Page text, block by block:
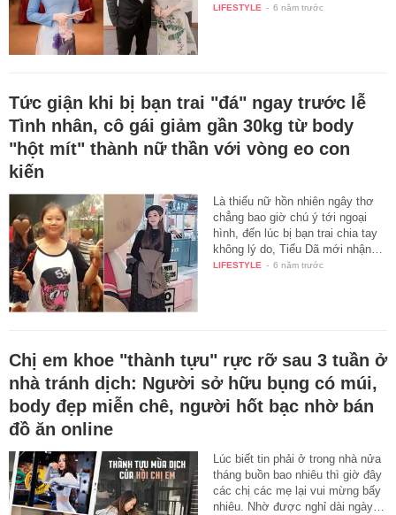
LIFESTYLE - 6 năm trước
Tức giận khi bị bạn trai "đá" ngay trước lễ
Tình nhân, cô gái giảm gần 30kg từ body
"hột mít" thành nữ thần với vòng eo con
kiến
Là thiếu nữ hồn nhiên ngây thơ
chẳng bao giờ chú ý tới ngoại
hình, đến lúc bị bạn trai chia tay
không lý do, Tiểu Dã mới nhận…
LIFESTYLE - 6 năm trước
Chị em khoe "thành tựu" rực rỡ sau 3 tuần ở
nhà tránh dịch: Người sở hữu bụng có múi,
body đẹp miễn chê, người hốt bạc nhờ bán
đồ ăn online
Lúc biết tin phải ở trong nhà nửa
tháng buồn bao nhiêu thì giờ đây
các chị các mẹ lại vui mừng bấy
nhiêu. Nhờ được nghỉ dài ngày…